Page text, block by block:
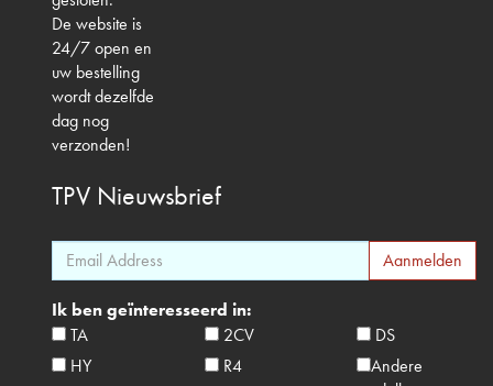
De website is
24/7 open en
uw bestelling
wordt dezelfde
dag nog
verzonden!
TPV Nieuwsbrief
Ik ben geïnteresseerd in:
TA
2CV
DS
HY
R4
Andere